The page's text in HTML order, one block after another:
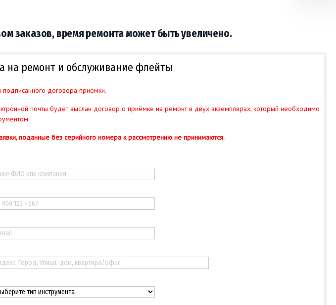
заказов, время ремонта может быть увеличено.
на ремонт и обслуживание флейты​
договора приёмки.
почты будет выслан договор о приёмке на ремонт в двух экземплярах, который необходимо
поданные без серийного номера к рассмотрению не принимаются.